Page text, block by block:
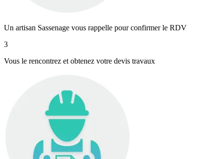
Un artisan Sassenage vous rappelle pour confirmer le RDV
3
Vous le rencontrez et obtenez votre devis travaux